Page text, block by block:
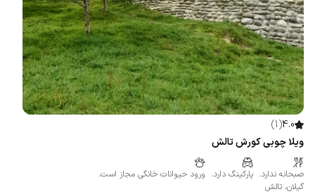
4.0
(
1
)
ویلا چوبی کورش تالش
صبحانه ندارد. پارکینگ دارد. ورود حیوانات خانگی مجاز است.
گیلان، تالش